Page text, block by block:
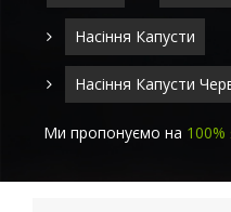
Насіння Капусти
Насіння Капусти
Ми пропонуємо на 100%